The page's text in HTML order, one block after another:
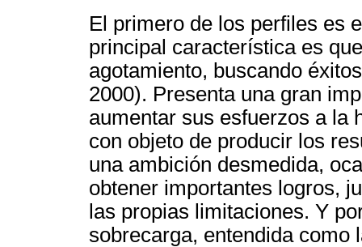
El primero de los perfiles es
principal característica es
agotamiento, buscando
2000). Presenta una gran
aumentar sus esfuerzos a la
con objeto de producir los
una ambición desmedida,
obtener importantes logros,
las propias limitaciones. Y
sobrecarga, entendida como